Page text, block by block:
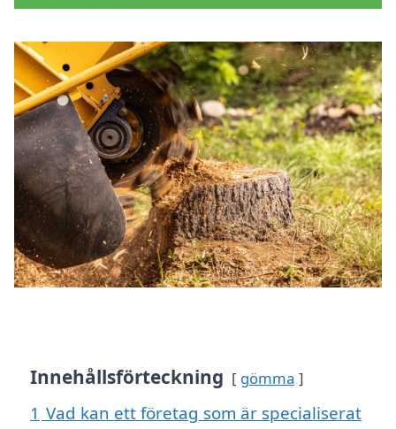
Innehållsförteckning gömma
1 Vad kan ett företag som är specialiserat